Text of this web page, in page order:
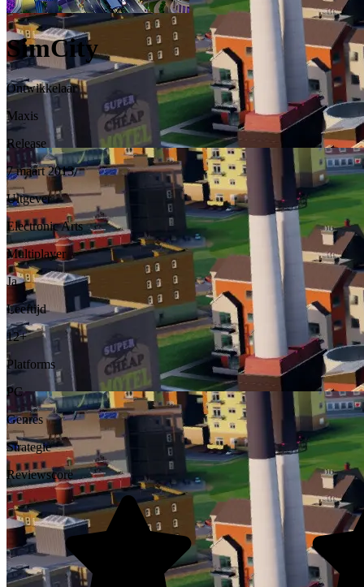
SimCity
Ontwikkelaar
Maxis
Release
7 maart 2013
Uitgever
Electronic Arts
Multiplayer
Ja
Leeftijd
12+
Platforms
PC
Genres
Strategie
Reviewscore